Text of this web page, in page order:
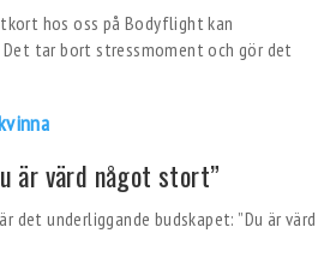
hos oss på Bodyflight kan
tar bort stressmoment och gör det
är värd något stort”
det underliggande budskapet: ”Du är värd